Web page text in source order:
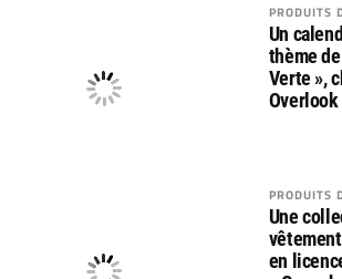
PRODUITS
Un
thème
Verte »,
PRODUITS
Une
en